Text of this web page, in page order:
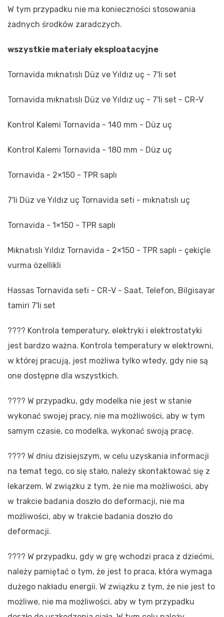
W tym przypadku nie ma konieczności stosowania
żadnych środków zaradczych.
wszystkie materiały eksploatacyjne
Tornavida mıknatıslı Düz ve Yıldız uç - 7'li set
Tornavida mıknatıslı Düz ve Yıldız uç - 7'li set - CR-V
Kontrol Kalemi Tornavida - 140 mm - Düz uç
Kontrol Kalemi Tornavida - 180 mm - Düz uç
Tornavida - 2×150 - TPR saplı
7'li Düz ve Yıldız uç Tornavida seti - mıknatıslı uç
Tornavida - 1×150 - TPR saplı
Mıknatıslı Yıldız Tornavida - 2×150 - TPR saplı - çekiçle
vurma özellikli
Hassas Tornavida seti - CR-V - Saat, Telefon, Bilgisayar
tamiri 7'li set
???? Kontrola temperatury, elektryki i elektrostatyki
jest bardzo ważna. Kontrola temperatury w elektrowni,
w której pracują, jest możliwa tylko wtedy, gdy nie są
one dostępne dla wszystkich.
???? W przypadku, gdy modelka nie jest w stanie
wykonać swojej pracy, nie ma możliwości, aby w tym
samym czasie, co modelka, wykonać swoją pracę.
???? W dniu dzisiejszym, w celu uzyskania informacji
na temat tego, co się stało, należy skontaktować się z
lekarzem. W związku z tym, że nie ma możliwości, aby
w trakcie badania doszło do deformacji, nie ma
możliwości, aby w trakcie badania doszło do
deformacji.
???? W przypadku, gdy w grę wchodzi praca z dziećmi,
należy pamiętać o tym, że jest to praca, która wymaga
dużego nakładu energii. W związku z tym, że nie jest to
możliwe, nie ma możliwości, aby w tym przypadku